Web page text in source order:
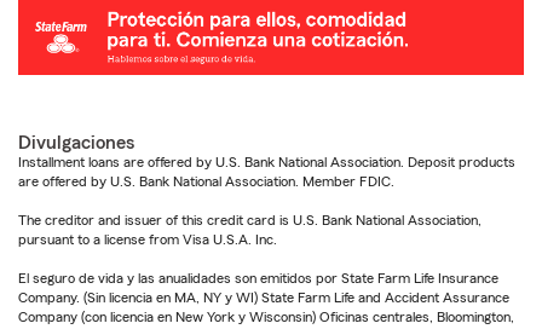
Divulgaciones
Installment loans are offered by U.S. Bank National Association. Deposit products
are offered by U.S. Bank National Association. Member FDIC.
The creditor and issuer of this credit card is U.S. Bank National Association,
pursuant to a license from Visa U.S.A. Inc.
El seguro de vida y las anualidades son emitidos por State Farm Life Insurance
Company. (Sin licencia en MA, NY y WI) State Farm Life and Accident Assurance
Company (con licencia en New York y Wisconsin) Oficinas centrales, Bloomington,